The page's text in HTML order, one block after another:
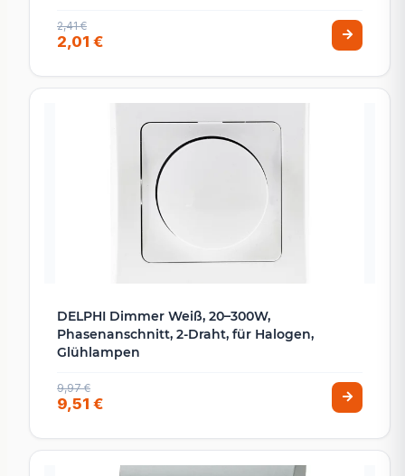
2,41 €
2,01 €
DELPHI Dimmer Weiß, 20–300W,
Phasenanschnitt, 2-Draht, für Halogen,
Glühlampen
9,97 €
9,51 €